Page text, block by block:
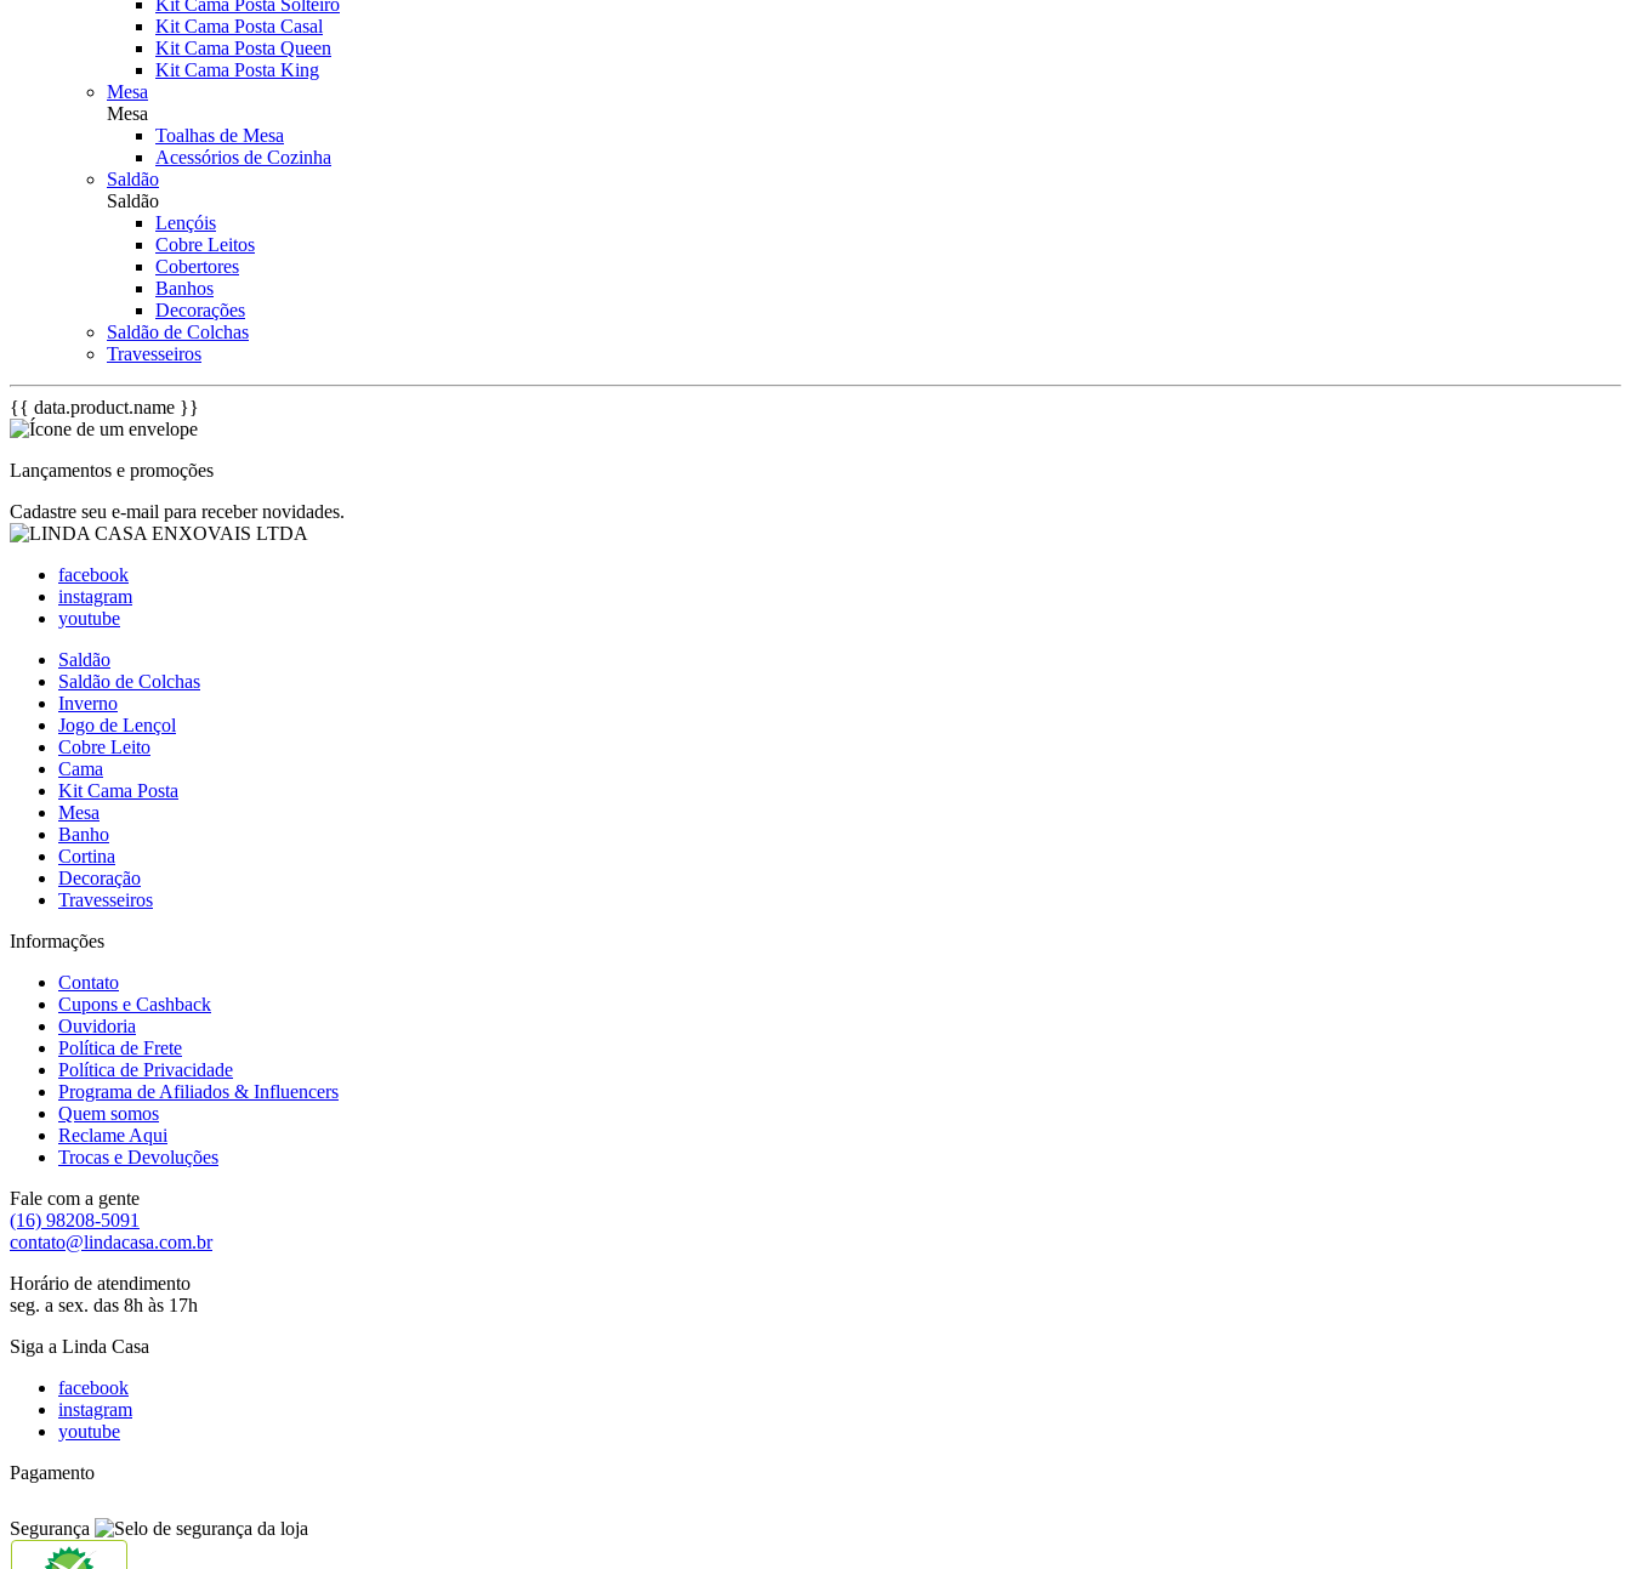
Kit Cama Posta Solteiro
Kit Cama Posta Casal
Kit Cama Posta Queen
Kit Cama Posta King
Mesa
Mesa
Toalhas de Mesa
Acessórios de Cozinha
Saldão
Saldão
Lençóis
Cobre Leitos
Cobertores
Banhos
Decorações
Saldão de Colchas
Travesseiros
{{ data.product.name }}
Lançamentos e promoções
Cadastre seu e-mail para receber novidades.
facebook
instagram
youtube
Saldão
Saldão de Colchas
Inverno
Jogo de Lençol
Cobre Leito
Cama
Kit Cama Posta
Mesa
Banho
Cortina
Decoração
Travesseiros
Informações
Contato
Cupons e Cashback
Ouvidoria
Política de Frete
Política de Privacidade
Programa de Afiliados & Influencers
Quem somos
Reclame Aqui
Trocas e Devoluções
Fale com a gente
(16) 98208-5091
contato@lindacasa.com.br
Horário de atendimento
seg. a sex. das 8h às 17h
Siga a Linda Casa
facebook
instagram
youtube
Pagamento
Segurança